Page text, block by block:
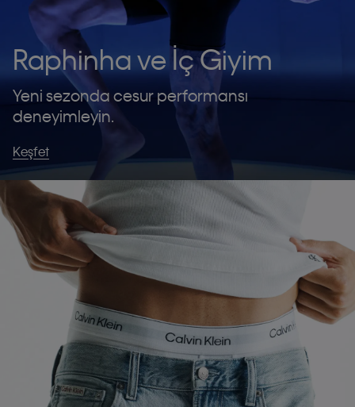
Raphinha ve İç Giyim
Yeni sezonda cesur performansı
deneyimleyin.
Keşfet